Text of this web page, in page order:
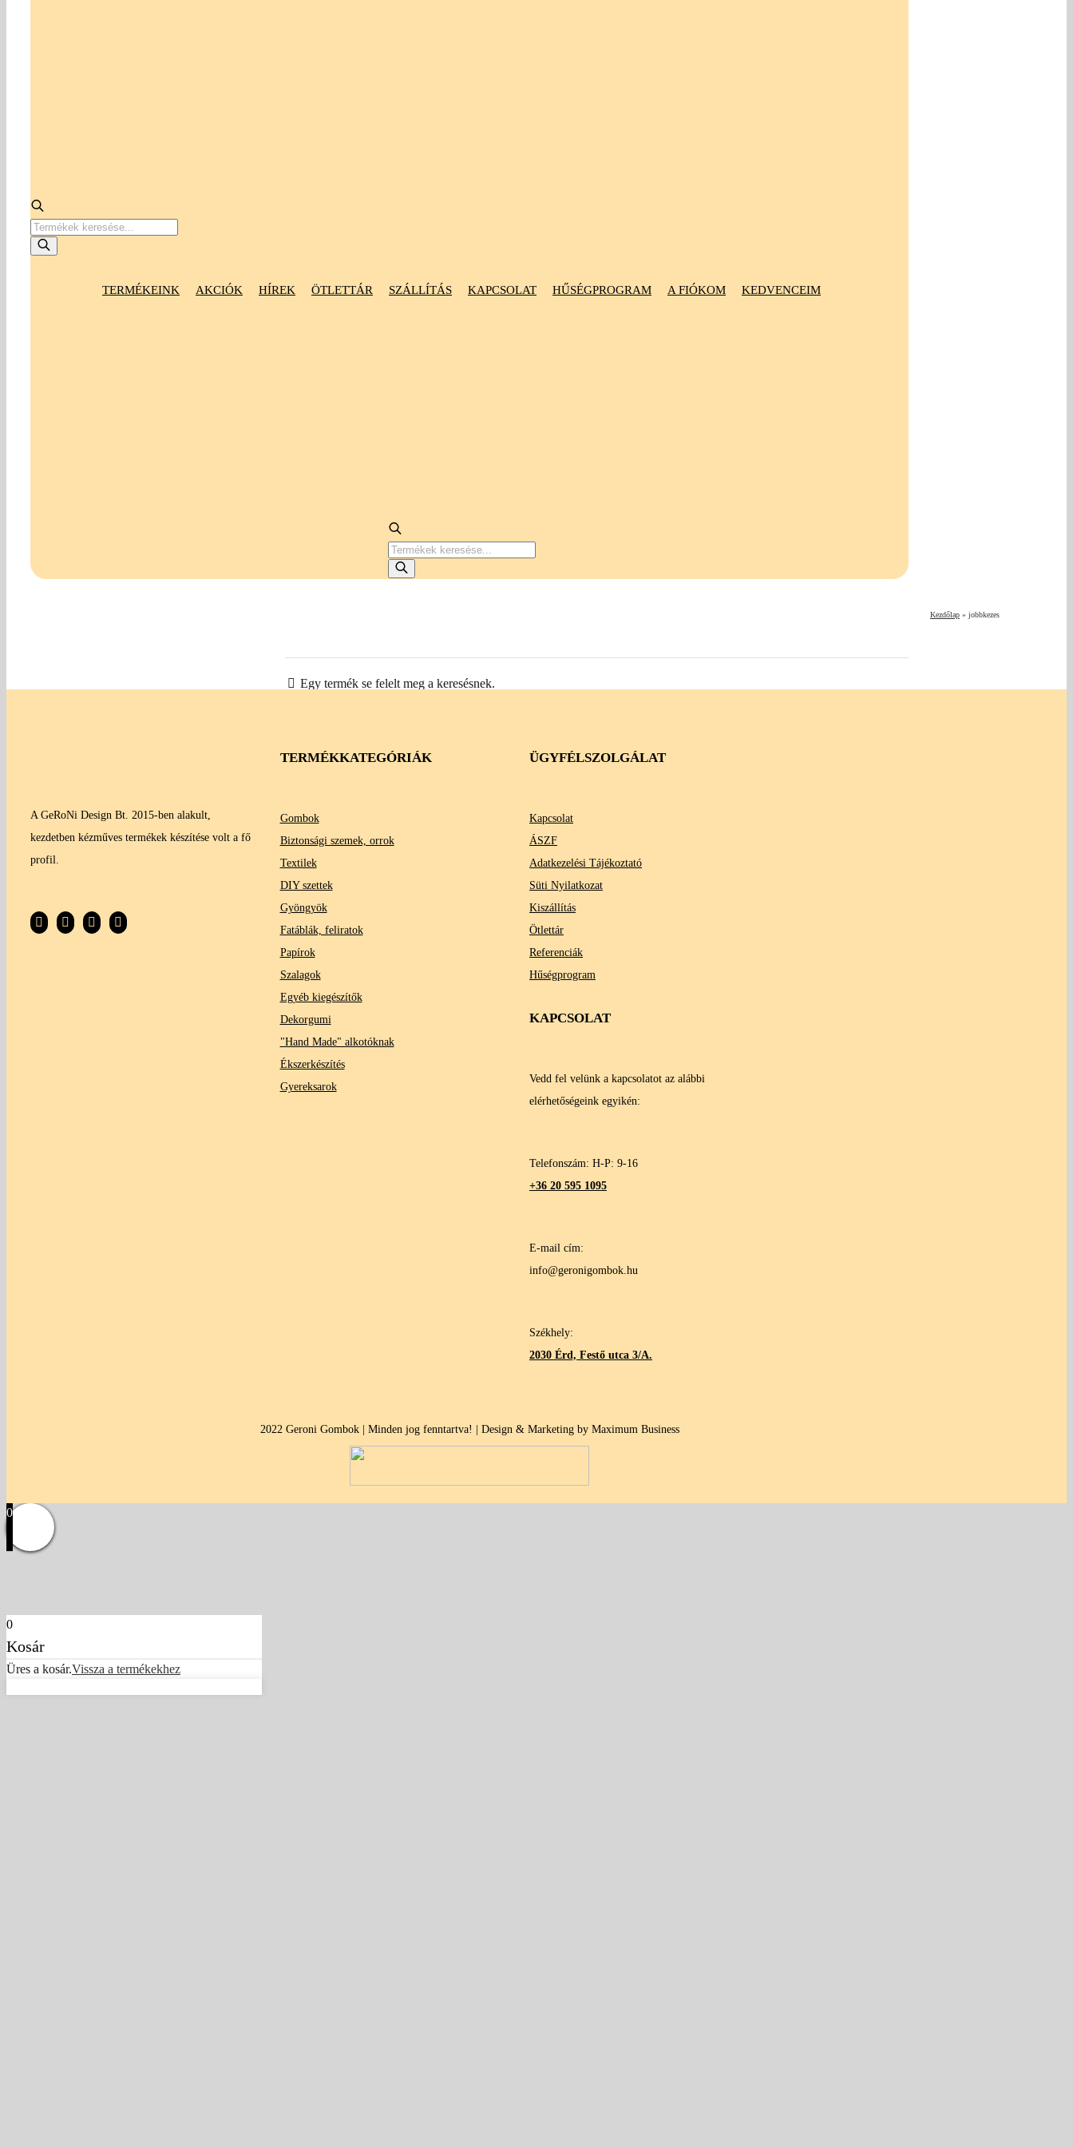
Products
search
TERMÉKEINK AKCIÓK HÍREK ÖTLETTÁR SZÁLLÍTÁS KAPCSOLAT HŰSÉGPROGRAM A FIÓKOM KEDVENCEIM
PRODUCTS
SEARCH
Kezdőlap » jobbkezes
Egy termék se felelt meg a keresésnek.
A GeRoNi Design Bt. 2015-ben alakult,
kezdetben kézműves termékek készítése volt a fő
profil.
TERMÉKKATEGÓRIÁK
Gombok
Biztonsági szemek, orrok
Textilek
DIY szettek
Gyöngyök
Fatáblák, feliratok
Papírok
Szalagok
Egyéb kiegészítők
Dekorgumi
"Hand Made" alkotóknak
Ékszerkészítés
Gyereksarok
ÜGYFÉLSZOLGÁLAT
Kapcsolat
ÁSZF
Adatkezelési Tájékoztató
Süti Nyilatkozat
Kiszállítás
Ötlettár
Referenciák
Hűségprogram
KAPCSOLAT
Vedd fel velünk a kapcsolatot az alábbi
elérhetőségeink egyikén:
Telefonszám: H-P: 9-16
+36 20 595 1095
E-mail cím:
info@geronigombok.hu
Székhely:
2030 Érd, Festő utca 3/A.
2022 Geroni Gombok | Minden jog fenntartva! | Design & Marketing by Maximum Business
0
0
Kosár
Üres a kosár.Vissza a termékekhez